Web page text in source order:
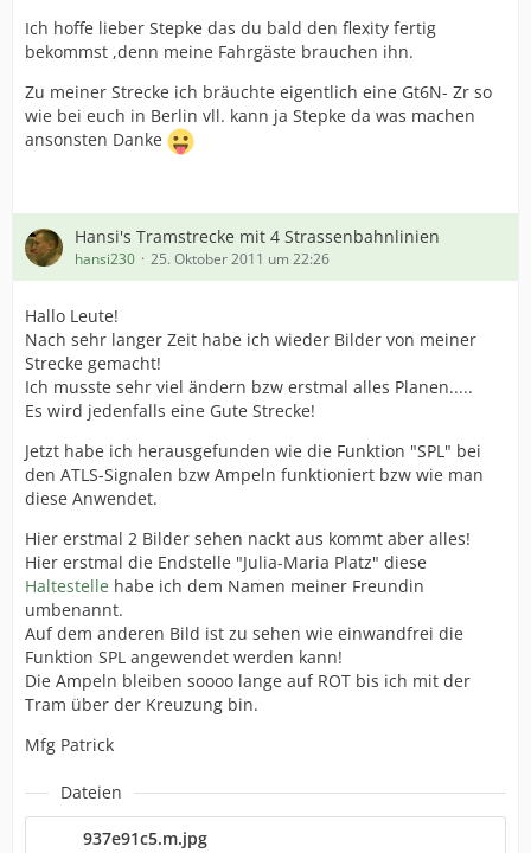
Ich hoffe lieber Stepke das du bald den flexity fertig
bekommst ,denn meine Fahrgäste brauchen ihn.
Zu meiner Strecke ich bräuchte eigentlich eine Gt6N- Zr so
wie bei euch in Berlin vll. kann ja Stepke da was machen
ansonsten Danke
Hansi's Tramstrecke mit 4 Strassenbahnlinien
hansi230 25. Oktober 2011 um 22:26
Hallo Leute!
Nach sehr langer Zeit habe ich wieder Bilder von meiner
Strecke gemacht!
Ich musste sehr viel ändern bzw erstmal alles Planen.....
Es wird jedenfalls eine Gute Strecke!
Jetzt habe ich herausgefunden wie die Funktion "SPL" bei
den ATLS-Signalen bzw Ampeln funktioniert bzw wie man
diese Anwendet.
Hier erstmal 2 Bilder sehen nackt aus kommt aber alles!
Hier erstmal die Endstelle "Julia-Maria Platz" diese
Haltestelle habe ich dem Namen meiner Freundin
umbenannt.
Auf dem anderen Bild ist zu sehen wie einwandfrei die
Funktion SPL angewendet werden kann!
Die Ampeln bleiben soooo lange auf ROT bis ich mit der
Tram über der Kreuzung bin.
Mfg Patrick
Dateien
937e91c5.m.jpg